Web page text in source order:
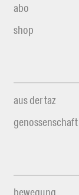
abo
shop
aus der taz
genossenschaft
bewegung